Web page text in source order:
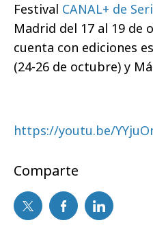
Festival CANAL+ de
Madrid del 17 al 19 de
cuenta con ediciones
(24-26 de octubre) y
https://youtu.be/
Comparte